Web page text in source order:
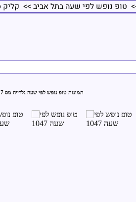
טופ נופש לפי שעה בתל אביב >> קליק